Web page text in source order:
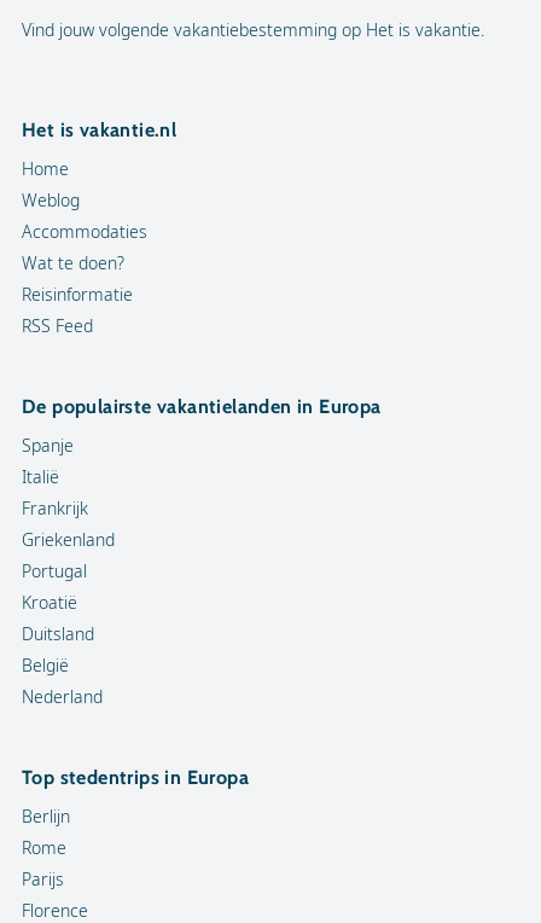
Vind jouw volgende vakantiebestemming op Het is vakantie.
Het is vakantie.nl
Home
Weblog
Accommodaties
Wat te doen?
Reisinformatie
RSS Feed
De populairste vakantielanden in Europa
Spanje
Italië
Frankrijk
Griekenland
Portugal
Kroatië
Duitsland
België
Nederland
Top stedentrips in Europa
Berlijn
Rome
Parijs
Florence